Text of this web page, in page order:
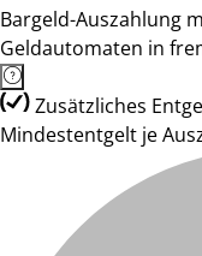
Bargeld-Auszahlung
Geldautomaten in
Zusätzliches
Mindestentgelt je